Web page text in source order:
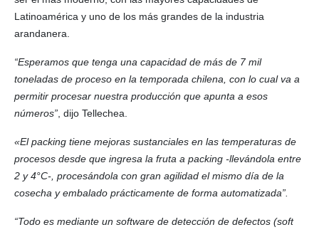
Latinoamérica y uno de los más grandes de la industria
arandanera.
“Esperamos que tenga una capacidad de más de 7 mil
toneladas de proceso en la temporada chilena, con lo cual va a
permitir procesar nuestra producción que apunta a esos
números” , dijo Tellechea.
«El packing tiene mejoras sustanciales en las temperaturas de
procesos desde que ingresa la fruta a packing -llevándola entre
2 y 4°C-, procesándola con gran agilidad el mismo día de la
cosecha y embalado prácticamente de forma automatizada”.
“Todo es mediante un software de detección de defectos (soft